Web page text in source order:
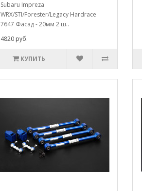
Subaru Impreza
WRX/STI/Forester/Legacy Hardrace
7647 Фасад - 20мм 2 ш..
4820 руб.
КУПИТЬ